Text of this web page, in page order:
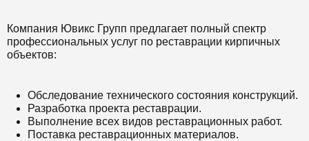
Компания Ювикс Групп предлагает полный спектр
профессиональных услуг по реставрации кирпичных
объектов:
Обследование технического состояния конструкций.
Разработка проекта реставрации.
Выполнение всех видов реставрационных работ.
Поставка реставрационных материалов.